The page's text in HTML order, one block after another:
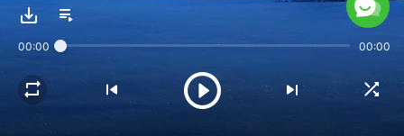
Сатанд хорлогдохгүй байлгахын төлөө—
энэ нь Түүний хамгийн үндсэн зорилго,
хамгийн анхны зорилго билээ.
Хэдийгээр Түүнд хүний талаарх
00:00 00:00